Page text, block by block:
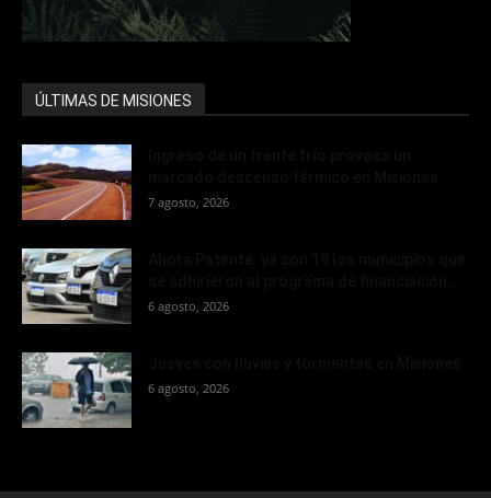
ÚLTIMAS DE MISIONES
7 agosto, 2026
6 agosto, 2026
6 agosto, 2026